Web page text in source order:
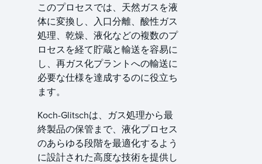
このプロセスでは、天然ガスを液
体に変換し、入口分離、酸性ガス
処理、乾燥、液化などの複数のプ
ロセスを経て貯蔵と輸送を容易に
し、再ガス化プラントへの輸送に
必要な仕様を達成するのに役立ち
ます。
Koch-Glitschは、ガス処理から最
終製品の保管まで、液化プロセス
のあらゆる段階を最適化するよう
に設計された高度な技術を提供し